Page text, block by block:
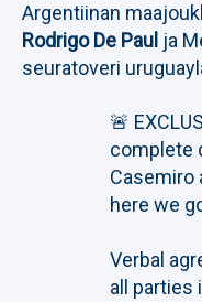
Argentiinan
Rodrigo De Paul ja
seuratoveri
🚨
complete
Casemiro
here we
Verbal
all parties